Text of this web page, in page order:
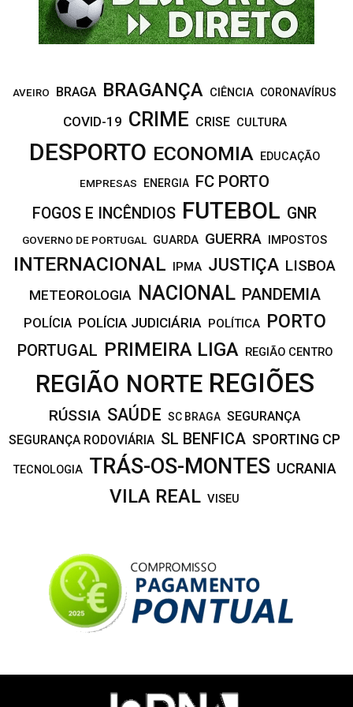
AVEIRO BRAGA BRAGANÇA CIÊNCIA CORONAVÍRUS
COVID-19 CRIME CRISE CULTURA
DESPORTO ECONOMIA EDUCAÇÃO
EMPRESAS ENERGIA FC PORTO
FOGOS E INCÊNDIOS FUTEBOL GNR
GOVERNO DE PORTUGAL GUARDA GUERRA IMPOSTOS
INTERNACIONAL IPMA JUSTIÇA LISBOA
METEOROLOGIA NACIONAL PANDEMIA
POLÍCIA POLÍCIA JUDICIÁRIA POLÍTICA PORTO
PORTUGAL PRIMEIRA LIGA REGIÃO CENTRO
REGIÃO NORTE REGIÕES
RÚSSIA SAÚDE SC BRAGA SEGURANÇA
SEGURANÇA RODOVIÁRIA SL BENFICA SPORTING CP
TECNOLOGIA TRÁS-OS-MONTES UCRANIA
VILA REAL VISEU